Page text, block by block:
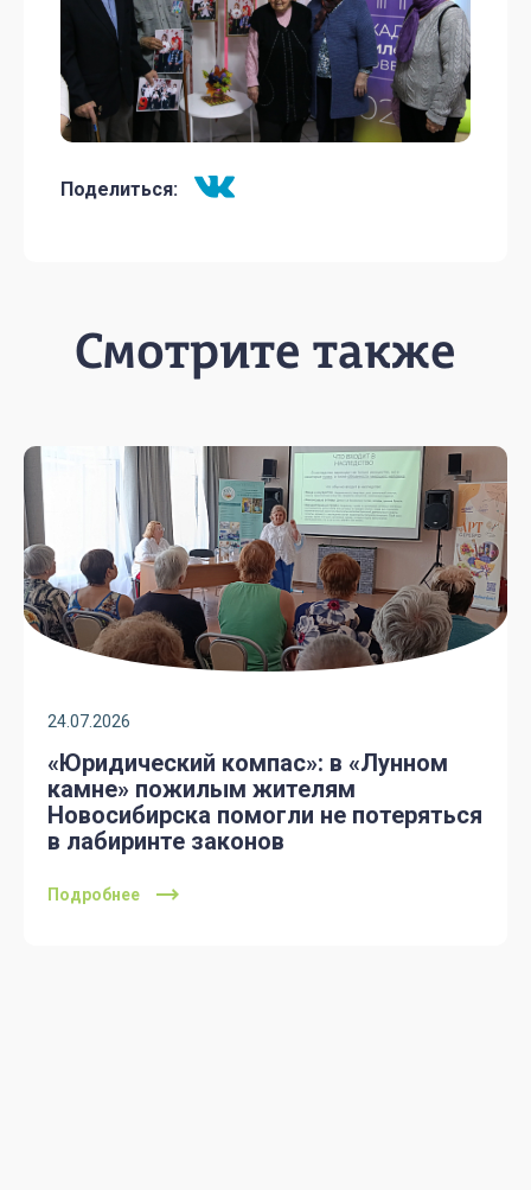
Поделиться:
Смотрите также
24.07.2026
«Юридический компас»: в «Лунном
камне» пожилым жителям
Новосибирска помогли не потеряться
в лабиринте законов
Подробнее